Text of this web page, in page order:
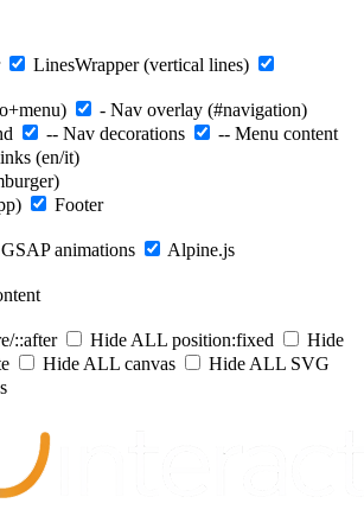
LinesWrapper (vertical lines)
- Nav overlay (#navigation)
-- Nav decorations
-- Menu content
(en/it)
Footer
GSAP animations
Alpine.js
::after
Hide ALL position:fixed
Hide
Hide ALL canvas
Hide ALL SVG